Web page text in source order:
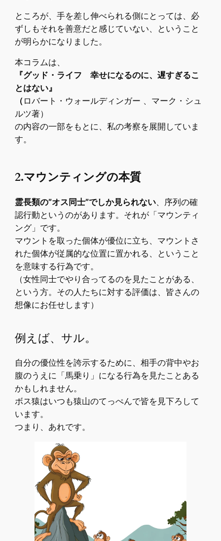
ところが、手を差し伸べられる側にとっては、必
ずしもそれを善意だと感じていない、ということ
が明らかになりました。
本コラムは、
『グッド・ライフ 幸せになるのに、遅すぎるこ
とはない』
（ ロバート・ウォールディンガー 、マーク・シュ
ルツ著）
の内容の一部をもとに、私の考察を展開していま
す。
2.マウンティングの本質
霊長類の”オス同士”でしか見られない、序列の確
認行動というのがあります。それが「マウンティ
ング」です。
マウントを取った個体が優位に立ち、マウントさ
れた個体が従属的な位置に置かれる、ということ
を意味する行為です。
（女性同士でやり合ってるのを見たことがある、
という方。その人たちに対する評価は、皆さんの
想像にお任せします）
例えば、サル。
自分の優位性を誇示するために、相手の背中やお
腹のうえに「馬乗り」になる行為を見たことある
かもしれません。
ボス猿はいつも猿山のてっぺんで皆を見下ろして
います。
つまり、あれです。